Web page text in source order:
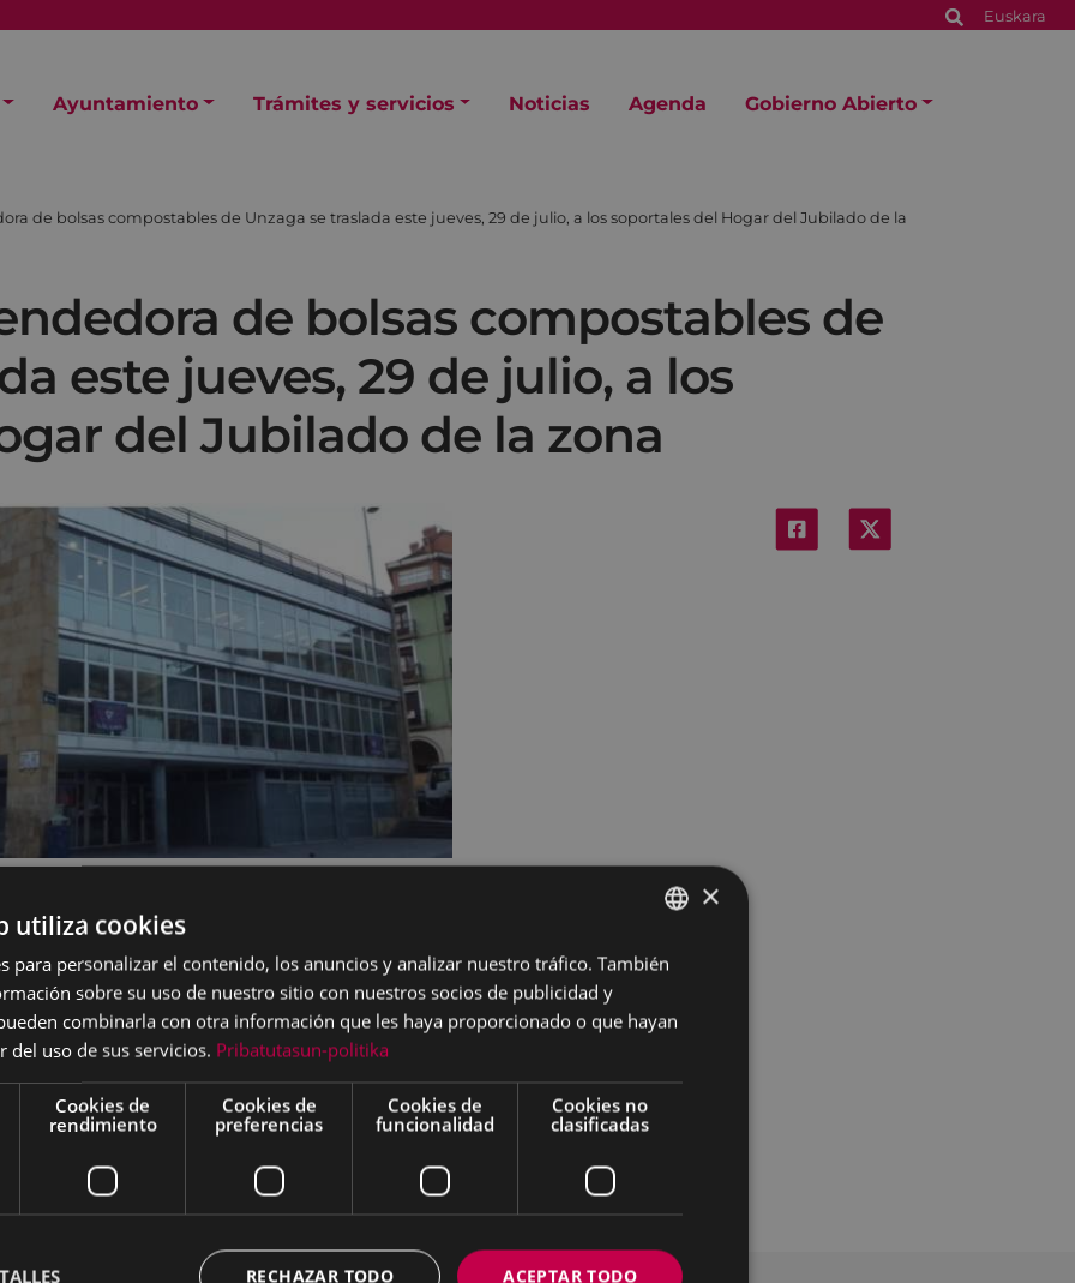
Euskara
Ayuntamiento Trámites y servicios Noticias Agenda Gobierno Abierto
de bolsas compostables de Unzaga se traslada este jueves, 29 de julio, a los soportales del Hogar del Jubilado de la
de bolsas compostables de
este jueves, 29 de julio, a los
del Jubilado de la zona
de bolsas compostables ubicada actualmente junto a la
la plaza de Unzaga de Eibar se trasladará este jueves, 29 de julio, a
por el inicio de unas obras en esa zona.
se instalará en el soportal que está situado junto a la entrada del
del Jubilado de Unzaga.
la máquina expendedora se realizará a lo largo de la mañana del jueves, y
durante el traslado.
BASQUE
×
utiliza cookies
para personalizar el contenido, los anuncios y analizar nuestro tráfico. También
sobre su uso de nuestro sitio con nuestros socios de publicidad y
combinarla con otra información que les haya proporcionado o que hayan
del uso de sus servicios. Pribatutasun-politika
Cookies de
rendimiento
Cookies de
preferencias
Cookies de
funcionalidad
Cookies no
clasificadas
ACEPTAR TODO
RECHAZAR TODO